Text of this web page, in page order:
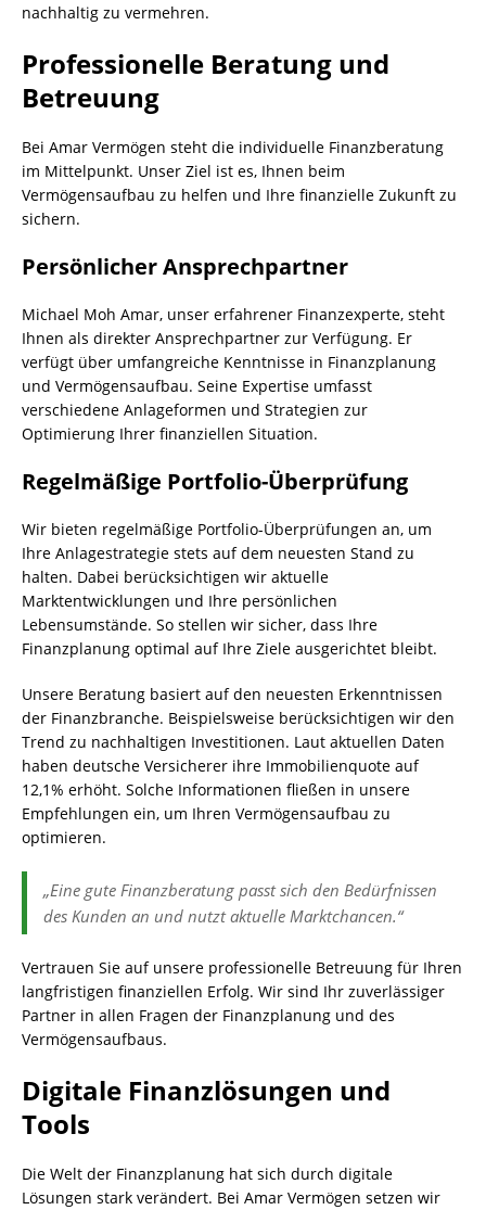
nachhaltig zu vermehren.
Professionelle Beratung und
Betreuung
Bei Amar Vermögen steht die individuelle Finanzberatung
im Mittelpunkt. Unser Ziel ist es, Ihnen beim
Vermögensaufbau zu helfen und Ihre finanzielle Zukunft zu
sichern.
Persönlicher Ansprechpartner
Michael Moh Amar, unser erfahrener Finanzexperte, steht
Ihnen als direkter Ansprechpartner zur Verfügung. Er
verfügt über umfangreiche Kenntnisse in Finanzplanung
und Vermögensaufbau. Seine Expertise umfasst
verschiedene Anlageformen und Strategien zur
Optimierung Ihrer finanziellen Situation.
Regelmäßige Portfolio-Überprüfung
Wir bieten regelmäßige Portfolio-Überprüfungen an, um
Ihre Anlagestrategie stets auf dem neuesten Stand zu
halten. Dabei berücksichtigen wir aktuelle
Marktentwicklungen und Ihre persönlichen
Lebensumstände. So stellen wir sicher, dass Ihre
Finanzplanung optimal auf Ihre Ziele ausgerichtet bleibt.
Unsere Beratung basiert auf den neuesten Erkenntnissen
der Finanzbranche. Beispielsweise berücksichtigen wir den
Trend zu nachhaltigen Investitionen. Laut aktuellen Daten
haben deutsche Versicherer ihre Immobilienquote auf
12,1% erhöht. Solche Informationen fließen in unsere
Empfehlungen ein, um Ihren Vermögensaufbau zu
optimieren.
„Eine gute Finanzberatung passt sich den Bedürfnissen
des Kunden an und nutzt aktuelle Marktchancen.“
Vertrauen Sie auf unsere professionelle Betreuung für Ihren
langfristigen finanziellen Erfolg. Wir sind Ihr zuverlässiger
Partner in allen Fragen der Finanzplanung und des
Vermögensaufbaus.
Digitale Finanzlösungen und
Tools
Die Welt der Finanzplanung hat sich durch digitale
Lösungen stark verändert. Bei Amar Vermögen setzen wir